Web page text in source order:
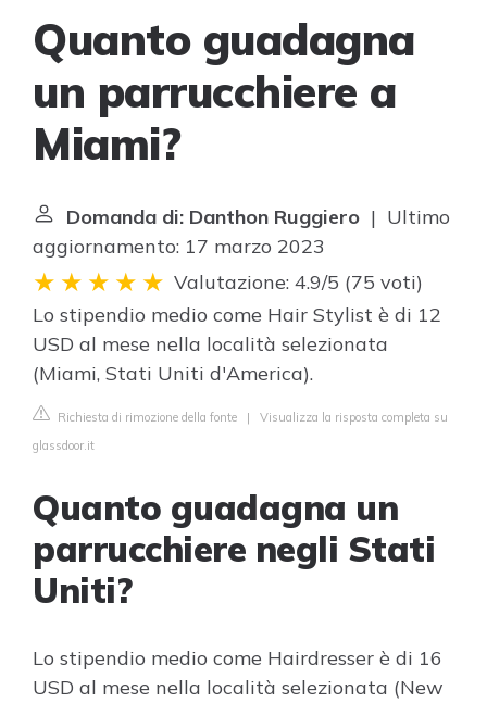
Quanto guadagna
un parrucchiere a
Miami?
Domanda di: Danthon Ruggiero | Ultimo
aggiornamento: 17 marzo 2023
Valutazione: 4.9/5 (75 voti)
Lo stipendio medio come Hair Stylist è di 12
USD al mese nella località selezionata
(Miami, Stati Uniti d'America).
Richiesta di rimozione della fonte | Visualizza la risposta completa su
glassdoor.it
Quanto guadagna un
parrucchiere negli Stati
Uniti?
Lo stipendio medio come Hairdresser è di 16
USD al mese nella località selezionata (New